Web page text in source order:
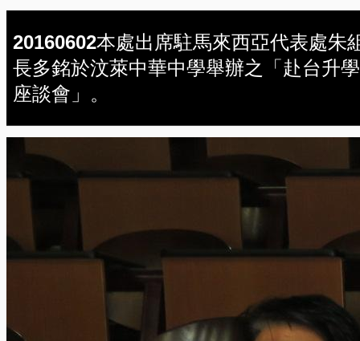
20160602本處出席駐馬來西亞代表處朱
長多銘於汶萊中華中學舉辦之「赴台升學
座談會」。